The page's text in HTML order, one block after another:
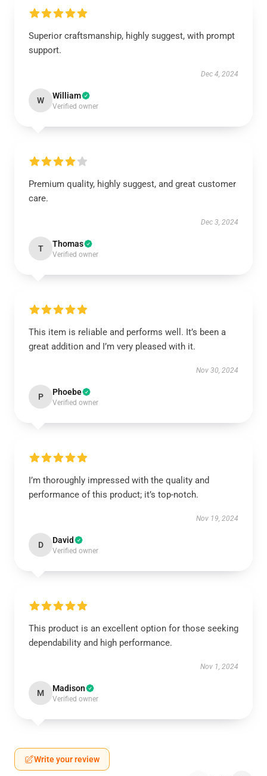
Superior craftsmanship, highly suggest, with prompt
support.
Dec 4, 2024
W William
Verified owner
Premium quality, highly suggest, and great customer
care.
Dec 3, 2024
T Thomas
Verified owner
This item is reliable and performs well. It’s been a
great addition and I’m very pleased with it.
Nov 30, 2024
P Phoebe
Verified owner
I’m thoroughly impressed with the quality and
performance of this product; it’s top-notch.
Nov 19, 2024
D David
Verified owner
This product is an excellent option for those seeking
dependability and high performance.
Nov 1, 2024
M Madison
Verified owner
Write your review